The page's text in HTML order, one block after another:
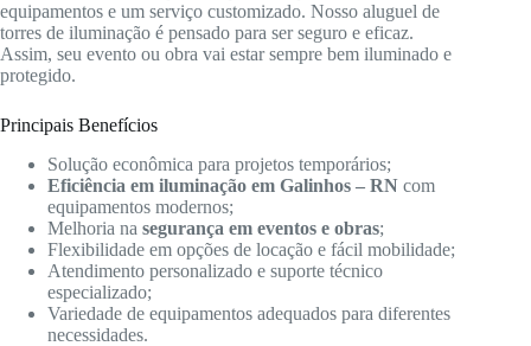
equipamentos e um serviço customizado. Nosso aluguel de
torres de iluminação é pensado para ser seguro e eficaz.
Assim, seu evento ou obra vai estar sempre bem iluminado e
protegido.
Principais Benefícios
Solução econômica para projetos temporários;
Eficiência em iluminação em Galinhos – RN com
equipamentos modernos;
Melhoria na segurança em eventos e obras;
Flexibilidade em opções de locação e fácil mobilidade;
Atendimento personalizado e suporte técnico
especializado;
Variedade de equipamentos adequados para diferentes
necessidades.